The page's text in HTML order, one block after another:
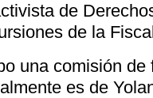
de
de la
una comisión
es de